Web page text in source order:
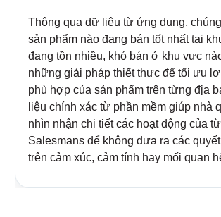
Thông qua dữ liệu từ ứng dụng,
sản phẩm nào đang bán tốt nhất tại
đang tồn nhiều, khó bán ở khu vực
những giải pháp thiết thực để tối ưu
phù hợp của sản phẩm trên từng địa
liệu chính xác từ phần mềm giúp nhà
nhìn nhận chi tiết các hoạt động của
Salesmans để không đưa ra các
trên cảm xúc, cảm tính hay mối quan